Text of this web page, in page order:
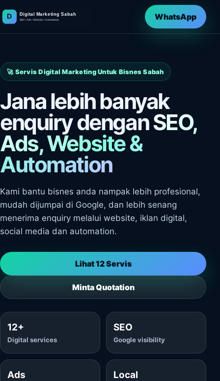
WhatsApp
🚀 Servis Digital Marketing Untuk Bisnes Sabah
Jana lebih banyak
enquiry denganSEO,
Ads, Website &
Automation
Kami bantu bisnes anda nampak lebih profesional,
mudah dijumpai di Google, dan lebih senang
menerima enquiry melalui website, iklan digital,
social media dan automation.
Lihat 12 Servis
Minta Quotation
12+
Digital services
SEO
Google visibility
Ads Local